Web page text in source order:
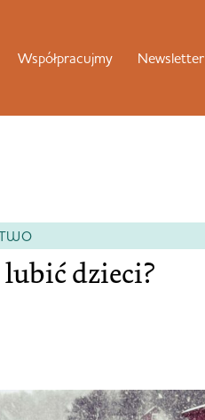
Współpracujmy Newsletter
lubić dzieci?